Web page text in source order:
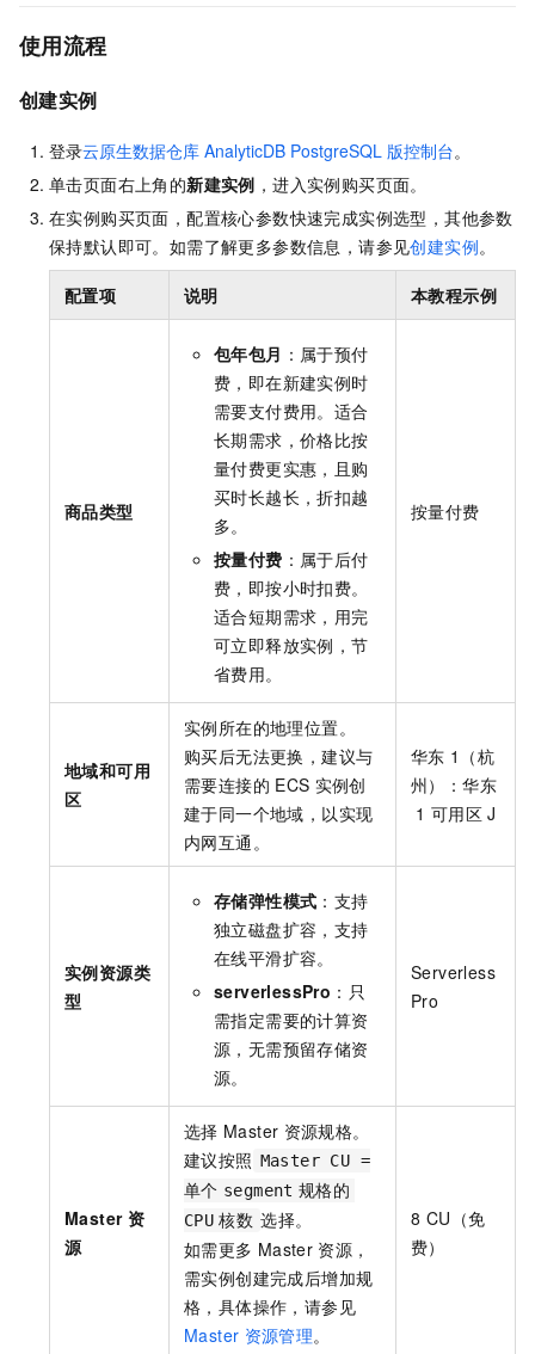
使用流程
创建实例
登录云原生数据仓库 AnalyticDB PostgreSQL 版控制台。
单击页面右上角的新建实例 ，进入实例购买页面。
在实例购买页面，配置核心参数快速完成实例选型，其他参数
保持默认即可。如需了解更多参数信息，请参见创建实例。
配置项 说明 本教程示例
商品类型
包年包月 ：属于预付
费，即在新建实例时
需要支付费用。适合
长期需求，价格比按
量付费更实惠，且购
买时长越长，折扣越
多。
按量付费 ：属于后付
费，即按小时扣费。
适合短期需求，用完
可立即释放实例，节
省费用。
按量付费
地域和可用
区
实例所在的地理位置。
购买后无法更换，建议与
需要连接的 ECS 实例创
建于同一个地域，以实现
内网互通。
华东 1（杭
州）：华东
1 可用区 J
实例资源类
型
存储弹性模式 ：支持
独立磁盘扩容，支持
在线平滑扩容。
serverlessPro ：只
需指定需要的计算资
源，无需预留存储资
源。
Serverless
Pro
Master 资
源
选择 Master 资源规格。
建议按照 Master CU =
单个 segment 规格的
CPU 核数 选择。
如需更多 Master 资源，
需实例创建完成后增加规
格，具体操作，请参见
Master 资源管理。
8 CU（免
费）